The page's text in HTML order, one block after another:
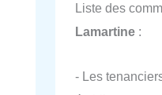
Liste des
Lamartine :
- Les